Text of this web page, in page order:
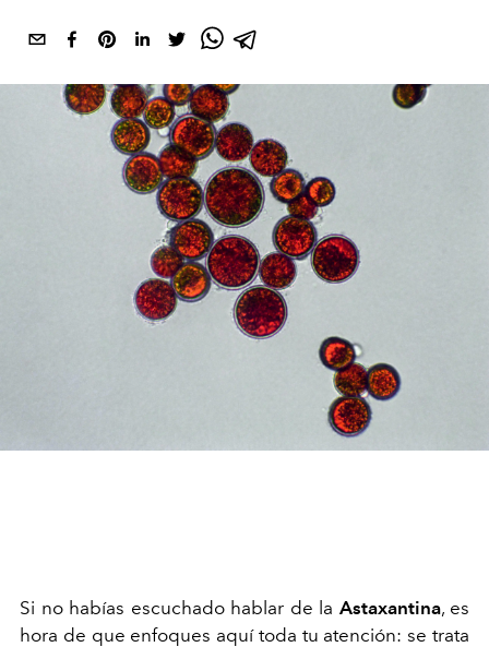
Si no habías escuchado hablar de la Astaxantina, es
hora de que enfoques aquí toda tu atención: se trata